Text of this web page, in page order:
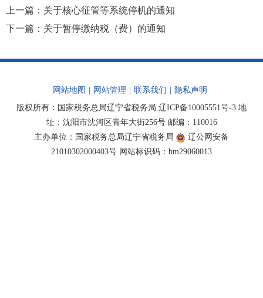
上一篇： 关于核心征管等系统停机的通知
下一篇： 关于暂停缴纳税（费）的通知
网站地图 网站管理 联系我们
隐私声明
版权所有：国家税务总局辽宁省税务局 辽ICP备10005551号-3 地
址：沈阳市沈河区青年大街256号 邮编：110016
主办单位：国家税务总局辽宁省税务局
辽公网安备
21010302000403号 网站标识码：bm29060013